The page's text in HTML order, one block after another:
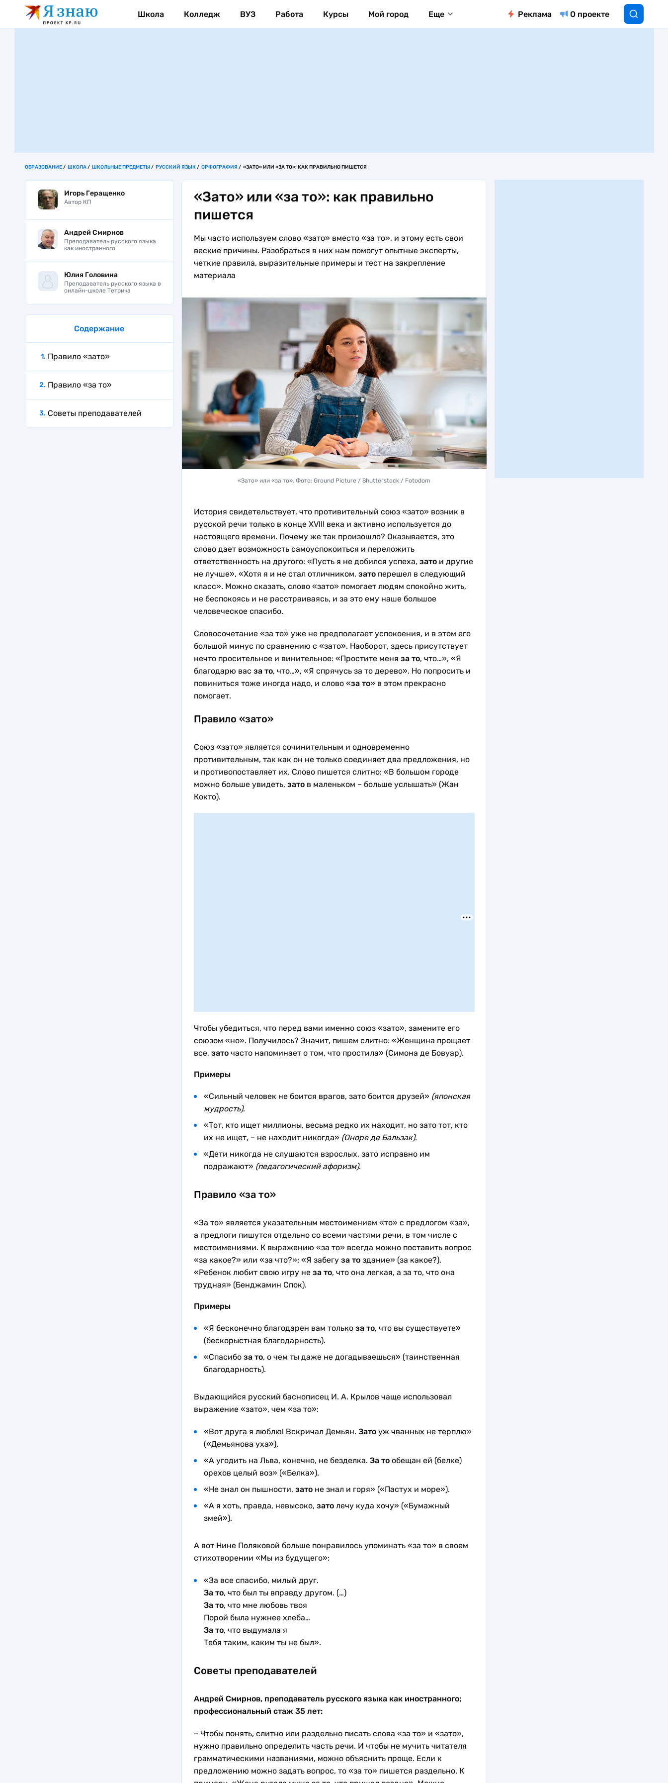
Школа Колледж ВУЗ Работа Курсы Мой город Еще Реклама О проекте
ОБРАЗОВАНИЕ ШКОЛА ШКОЛЬНЫЕ ПРЕДМЕТЫ РУССКИЙ ЯЗЫК ОРФОГРАФИЯ «ЗАТО» ИЛИ «ЗА ТО»: КАК ПРАВИЛЬНО ПИШЕТСЯ
Игорь Геращенко
Автор КП
Андрей Смирнов
Преподаватель русского языка
как иностранного
Юлия Головина
Преподаватель русского языка в
онлайн-школе Тетрика
Содержание
Правило «зато»
Правило «за то»
Советы преподавателей
«Зато» или «за то»: как правильно
пишется
Мы часто используем слово «зато» вместо «за то», и этому есть свои
веские причины. Разобраться в них нам помогут опытные эксперты,
четкие правила, выразительные примеры и тест на закрепление
материала
«Зато» или «за то». Фото: Ground Picture / Shutterstock / Fotodom
История свидетельствует, что противительный союз «зато» возник в
русской речи только в конце ХVIII века и активно используется до
настоящего времени. Почему же так произошло? Оказывается, это
слово дает возможность самоуспокоиться и переложить
ответственность на другого: «Пусть я не добился успеха, затои другие
не лучше», «Хотя я и не стал отличником, затоперешел в следующий
класс». Можно сказать, слово «зато» помогает людям спокойно жить,
не беспокоясь и не расстраиваясь, и за это ему наше большое
человеческое спасибо.
Словосочетание «за то» уже не предполагает успокоения, и в этом его
большой минус по сравнению с «зато». Наоборот, здесь присутствует
нечто просительное и винительное: «Простите меня за то, что…», «Я
благодарю вас за то, что…», «Я спрячусь за то дерево». Но попросить и
повиниться тоже иногда надо, и слово «за то» в этом прекрасно
помогает.
Правило «зато»
Союз «зато» является сочинительным и одновременно
противительным, так как он не только соединяет два предложения, но
и противопоставляет их. Слово пишется слитно: «В большом городе
можно больше увидеть, затов маленьком – больше услышать» (Жан
Кокто).
Чтобы убедиться, что перед вами именно союз «зато», замените его
союзом «но». Получилось? Значит, пишем слитно: «Женщина прощает
все, заточасто напоминает о том, что простила» (Симона де Бовуар).
Примеры
«Сильный человек не боится врагов, зато боится друзей» (японская
мудрость).
«Тот, кто ищет миллионы, весьма редко их находит, но зато тот, кто
их не ищет, – не находит никогда» (Оноре де Бальзак).
«Дети никогда не слушаются взрослых, зато исправно им
подражают» (педагогический афоризм).
Правило «за то»
«За то» является указательным местоимением «то» с предлогом «за»,
а предлоги пишутся отдельно со всеми частями речи, в том числе с
местоимениями. К выражению «за то» всегда можно поставить вопрос
«за какое?» или «за что?»: «Я забегу за тоздание» (за какое?),
«Ребенок любит свою игру не за то, что она легкая, а за то, что она
трудная» (Бенджамин Спок).
Примеры
«Я бесконечно благодарен вам только за то, что вы существуете»
(бескорыстная благодарность).
«Спасибо за то, о чем ты даже не догадываешься» (таинственная
благодарность).
Выдающийся русский баснописец И. А. Крылов чаще использовал
выражение «зато», чем «за то»:
«Вот друга я люблю! Вскричал Демьян. Затоуж чванных не терплю»
(«Демьянова уха»).
«А угодить на Льва, конечно, не безделка. За тообещан ей (белке)
орехов целый воз» («Белка»).
«Не знал он пышности, затоне знал и горя» («Пастух и море»).
«А я хоть, правда, невысоко, затолечу куда хочу» («Бумажный
змей»).
А вот Нине Поляковой больше понравилось упоминать «за то» в своем
стихотворении «Мы из будущего»:
«За все спасибо, милый друг.
За то, что был ты вправду другом. (…)
За то, что мне любовь твоя
Порой была нужнее хлеба…
За то, что выдумала я
Тебя таким, каким ты не был».
Советы преподавателей
Андрей Смирнов, преподаватель русского языка как иностранного;
профессиональный стаж 35 лет:
– Чтобы понять, слитно или раздельно писать слова «за то» и «зато»,
нужно правильно определить часть речи. И чтобы не мучить читателя
грамматическими названиями, можно объяснить проще. Если к
предложению можно задать вопрос, то «за то» пишется раздельно. К